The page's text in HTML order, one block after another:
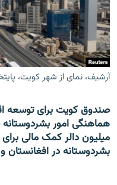
آرشیف، نمای از شهر کویت،
صندوق کویت برای توسعه
میلیون دالر کمک مالی
بشردوستانه در